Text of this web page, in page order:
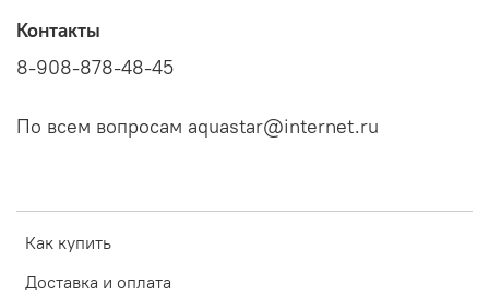
Как купить
Доставка и оплата
Контакты
8-908-878-48-45
По всем вопросам aquastar@internet.ru